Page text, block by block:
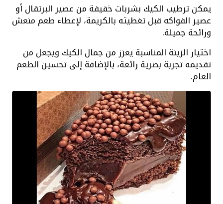
يمكن ترطيب الكيك بشربات خفيفة من عصير البرتقال أو
عصير الفواكه قبل تغطيته بالكريمة، لإعطاء طعم منعش
ورائحة جميلة.
اختيار الزينة المناسبة يعزز من جمال الكيك ويجعل من
تقديمه تجربة بصرية رائعة، بالإضافة إلى تحسين الطعم
العام.